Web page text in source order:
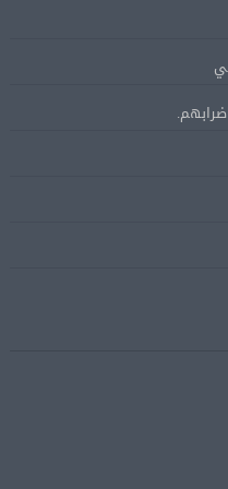
الغابات
العلمين